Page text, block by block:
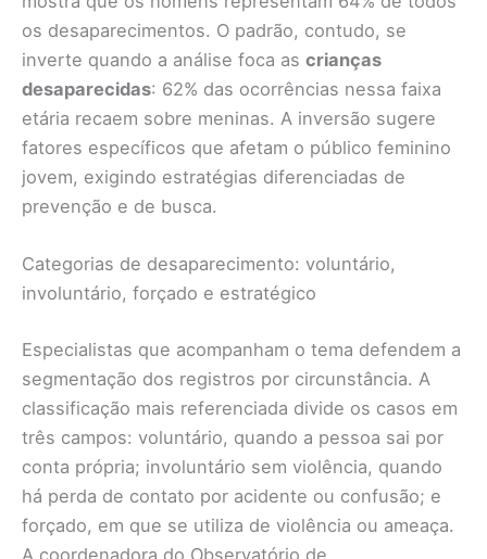
os desaparecimentos. O padrão, contudo, se
inverte quando a análise foca as crianças
desaparecidas: 62% das ocorrências nessa faixa
etária recaem sobre meninas. A inversão sugere
fatores específicos que afetam o público feminino
jovem, exigindo estratégias diferenciadas de
prevenção e de busca.
Categorias de desaparecimento: voluntário,
involuntário, forçado e estratégico
Especialistas que acompanham o tema defendem a
segmentação dos registros por circunstância. A
classificação mais referenciada divide os casos em
três campos: voluntário, quando a pessoa sai por
conta própria; involuntário sem violência, quando
há perda de contato por acidente ou confusão; e
forçado, em que se utiliza de violência ou ameaça.
A coordenadora do Observatório de